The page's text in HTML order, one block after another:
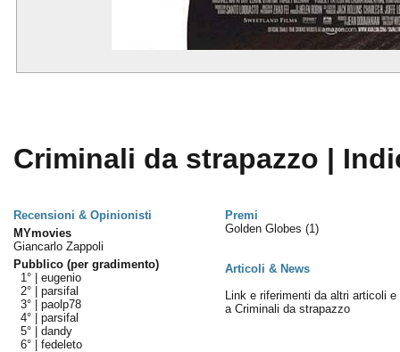
Criminali da strapazzo |
Recensioni & Opinionisti
Premi
MYmovies
Giancarlo Zappoli
Pubblico (per gradimento)
1° | eugenio
2° | parsifal
3° | paolp78
4° | parsifal
5° | dandy
6° | fedeleto
Golden Globes (1)
Articoli & News
Link e riferimenti da altri articoli e
a Criminali da strapazzo